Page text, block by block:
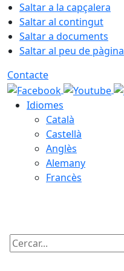
Saltar a la capçalera
Saltar al contingut
Saltar a documents
Saltar al peu de pàgina
Contacte
Idiomes
Català
Castellà
Anglès
Alemany
Francès
Cercar: